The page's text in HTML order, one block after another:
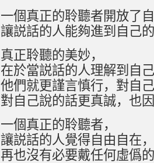
一個真正的聆聽者開放了
讓説話的人能夠進到自己
真正聆聽的美妙，
在於當説話的人理解到自
他們就更謹言慎行，對自己
對自己說的話更真誠，也
一個真正的聆聽者，
讓説話的人覺得自由自在，
再也沒有必要戴任何虛僞